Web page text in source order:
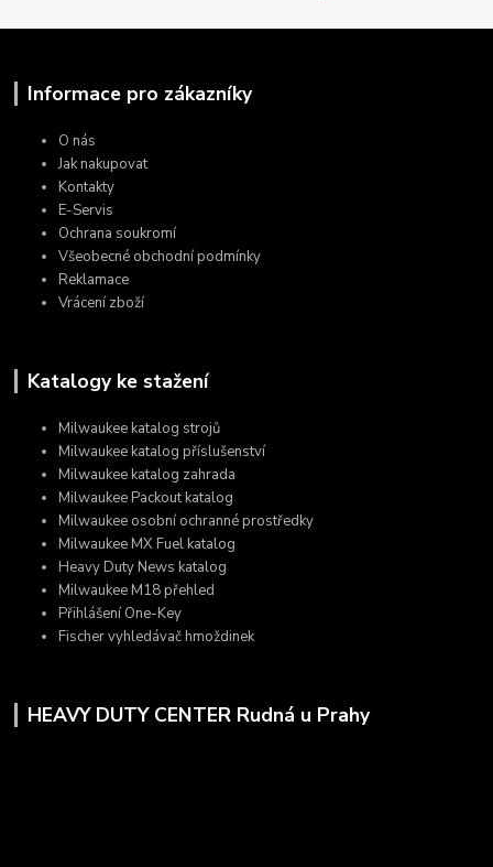
Informace pro zákazníky
O nás
Jak nakupovat
Kontakty
E-Servis
Ochrana soukromí
Všeobecné obchodní podmínky
Reklamace
Vrácení zboží
Katalogy ke stažení
Milwaukee katalog strojů
Milwaukee katalog příslušenství
Milwaukee katalog zahrada
Milwaukee Packout katalog
Milwaukee osobní ochranné prostředky
Milwaukee MX Fuel katalog
Heavy Duty News katalog
Milwaukee M18 přehled
Přihlášení One-Key
Fischer vyhledávač hmoždinek
HEAVY DUTY CENTER Rudná u Prahy